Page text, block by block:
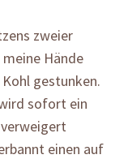
zweier
Hände
gestunken.
sofort ein
einen auf